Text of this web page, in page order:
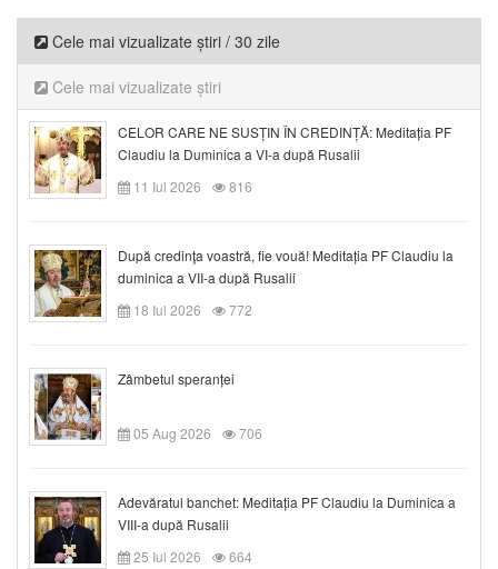
Cele mai vizualizate știri / 30 zile
Cele mai vizualizate știri
CELOR CARE NE SUSȚIN ÎN CREDINȚĂ: Meditația PF
Claudiu la Duminica a VI-a după Rusalii
11 Iul 2026
816
După credinţa voastră, fie vouă! Meditația PF Claudiu la
duminica a VII-a după Rusalii
18 Iul 2026
772
Zâmbetul speranței
05 Aug 2026 706
Adevăratul banchet: Meditația PF Claudiu la Duminica a
VIII-a după Rusalii
25 Iul 2026
664